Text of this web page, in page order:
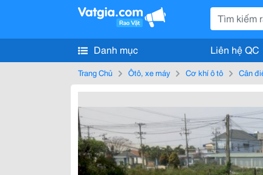
Danh mục Liên hệ QC
Trang Chủ Ôtô, xe máy Cơ khí ô tô Cân